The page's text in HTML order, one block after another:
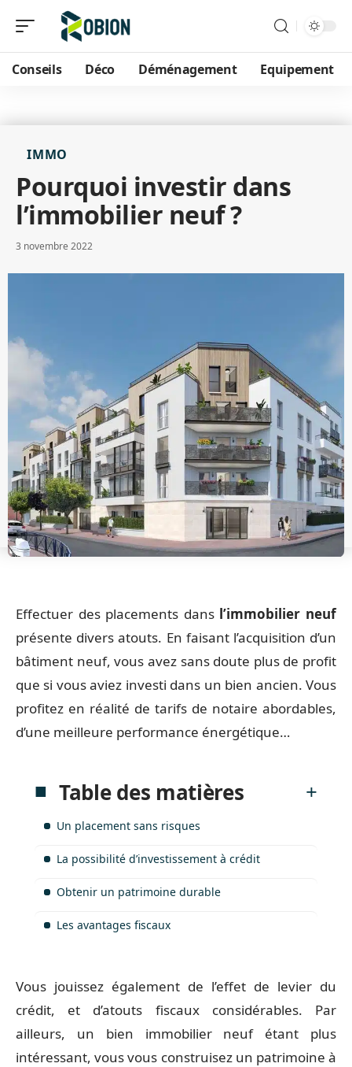
Conseils Déco Déménagement Equipement
IMMO
Pourquoi investir dans
l’immobilier neuf ?
3 novembre 2022
Effectuer des placements dans l’immobilier neuf
présente divers atouts. En faisant l’acquisition d’un
bâtiment neuf, vous avez sans doute plus de profit
que si vous aviez investi dans un bien ancien. Vous
profitez en réalité de tarifs de notaire abordables,
d’une meilleure performance énergétique…
Table des matières
Un placement sans risques
La possibilité d’investissement à crédit
Obtenir un patrimoine durable
Les avantages fiscaux
Vous jouissez également de l’effet de levier du
crédit, et d’atouts fiscaux considérables. Par
ailleurs, un bien immobilier neuf étant plus
intéressant, vous vous construisez un patrimoine à